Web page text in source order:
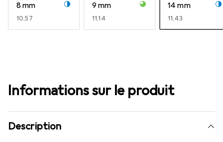
8 mm
EUR
10,57
9 mm
EUR
11,14
14 mm
EUR
11,43
Informations sur le produit
Description